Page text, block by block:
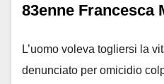
83enne Francesca
L’uomo voleva togliersi la
denunciato per omicidio